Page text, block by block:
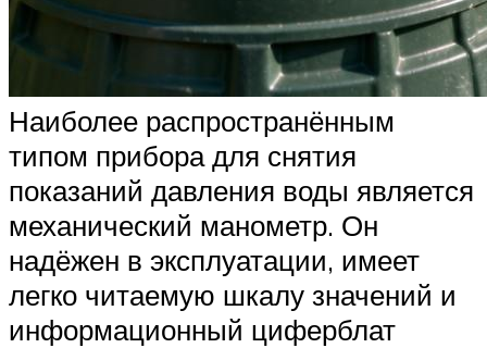
Наиболее распространённым
типом прибора для снятия
показаний давления воды является
механический манометр. Он
надёжен в эксплуатации, имеет
легко читаемую шкалу значений и
информационный циферблат